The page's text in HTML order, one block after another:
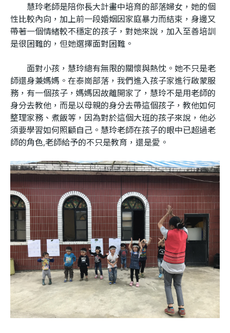
慧玲老師是陪你長大計畫中培育的部落婦女，她的個
性比較內向，加上前一段婚姻因家庭暴力而結束，身邊又
帶著一個情緒較不穩定的孩子，對她來說，加入至善培訓
是很困難的，但她選擇面對困難。
面對小孩，慧玲總有無限的關懷與熱忱。她不只是老
師還身兼媽媽。在泰崗部落，我們進入孩子家進行啟蒙服
務，有一個孩子，媽媽因故離開家了，慧玲不是用老師的
身分去教他，而是以母親的身分去帶這個孩子，教他如何
整理家務、煮飯等，因為對於這個大班的孩子來說，他必
須要學習如何照顧自己。慧玲老師在孩子的眼中已超過老
師的角色,老師給予的不只是教育，還是愛。